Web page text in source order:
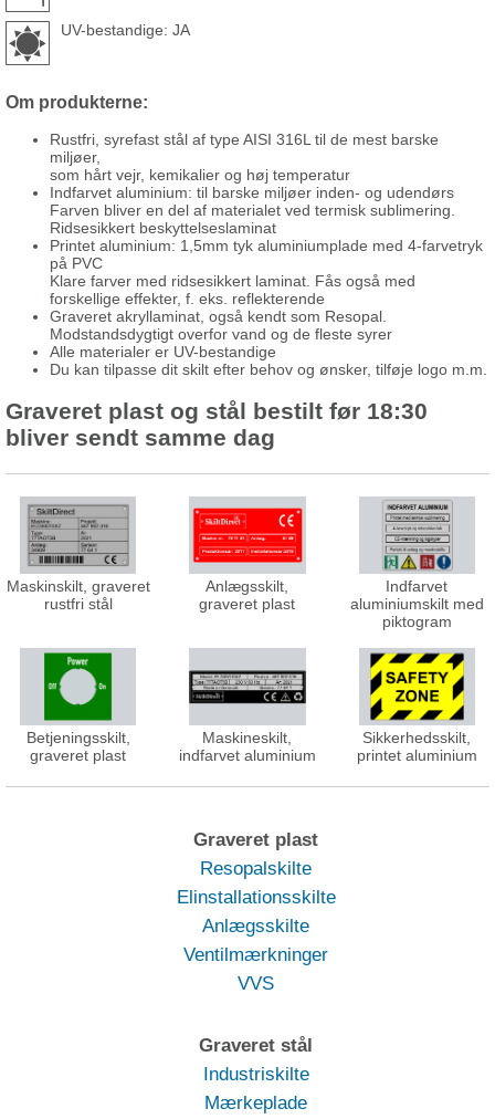
UV-bestandige: JA
Om produkterne:
Rustfri, syrefast stål af type AISI 316L til de mest barske
miljøer,
som hårt vejr, kemikalier og høj temperatur
Indfarvet aluminium: til barske miljøer inden- og udendørs
Farven bliver en del af materialet ved termisk sublimering.
Ridsesikkert beskyttelseslaminat
Printet aluminium: 1,5mm tyk aluminiumplade med 4-farvetryk
på PVC
Klare farver med ridsesikkert laminat. Fås også med
forskellige effekter, f. eks. reflekterende
Graveret akryllaminat, også kendt som Resopal.
Modstandsdygtigt overfor vand og de fleste syrer
Alle materialer er UV-bestandige
Du kan tilpasse dit skilt efter behov og ønsker, tilføje logo m.m.
Graveret plast og stål bestilt før 18:30
bliver sendt samme dag
Maskinskilt, graveret
rustfri stål
Anlægsskilt,
graveret plast
Indfarvet
aluminiumskilt med
piktogram
Betjeningsskilt,
graveret plast
Maskineskilt,
indfarvet aluminium
Sikkerhedsskilt,
printet aluminium
Graveret plast
Resopalskilte
Elinstallationsskilte
Anlægsskilte
Ventilmærkninger
VVS
Graveret stål
Industriskilte
Mærkeplade